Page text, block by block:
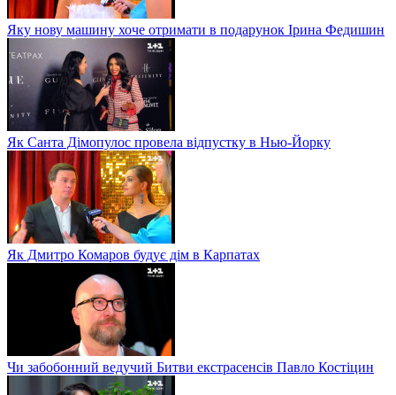
Яку нову машину хоче отримати в подарунок Ірина Федишин
Як Санта Дімопулос провела відпустку в Нью-Йорку
Як Дмитро Комаров будує дім в Карпатах
Чи забобонний ведучий Битви екстрасенсів Павло Костіцин